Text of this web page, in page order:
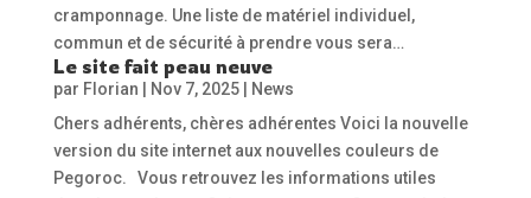
cramponnage. Une liste de matériel individuel,
commun et de sécurité à prendre vous sera…
Le site fait peau neuve
par Florian Nov 7, 2025|
News
Chers adhérents, chères adhérentes Voici la nouvelle
version du site internet aux nouvelles couleurs de
Pegoroc. Vous retrouvez les informations utiles